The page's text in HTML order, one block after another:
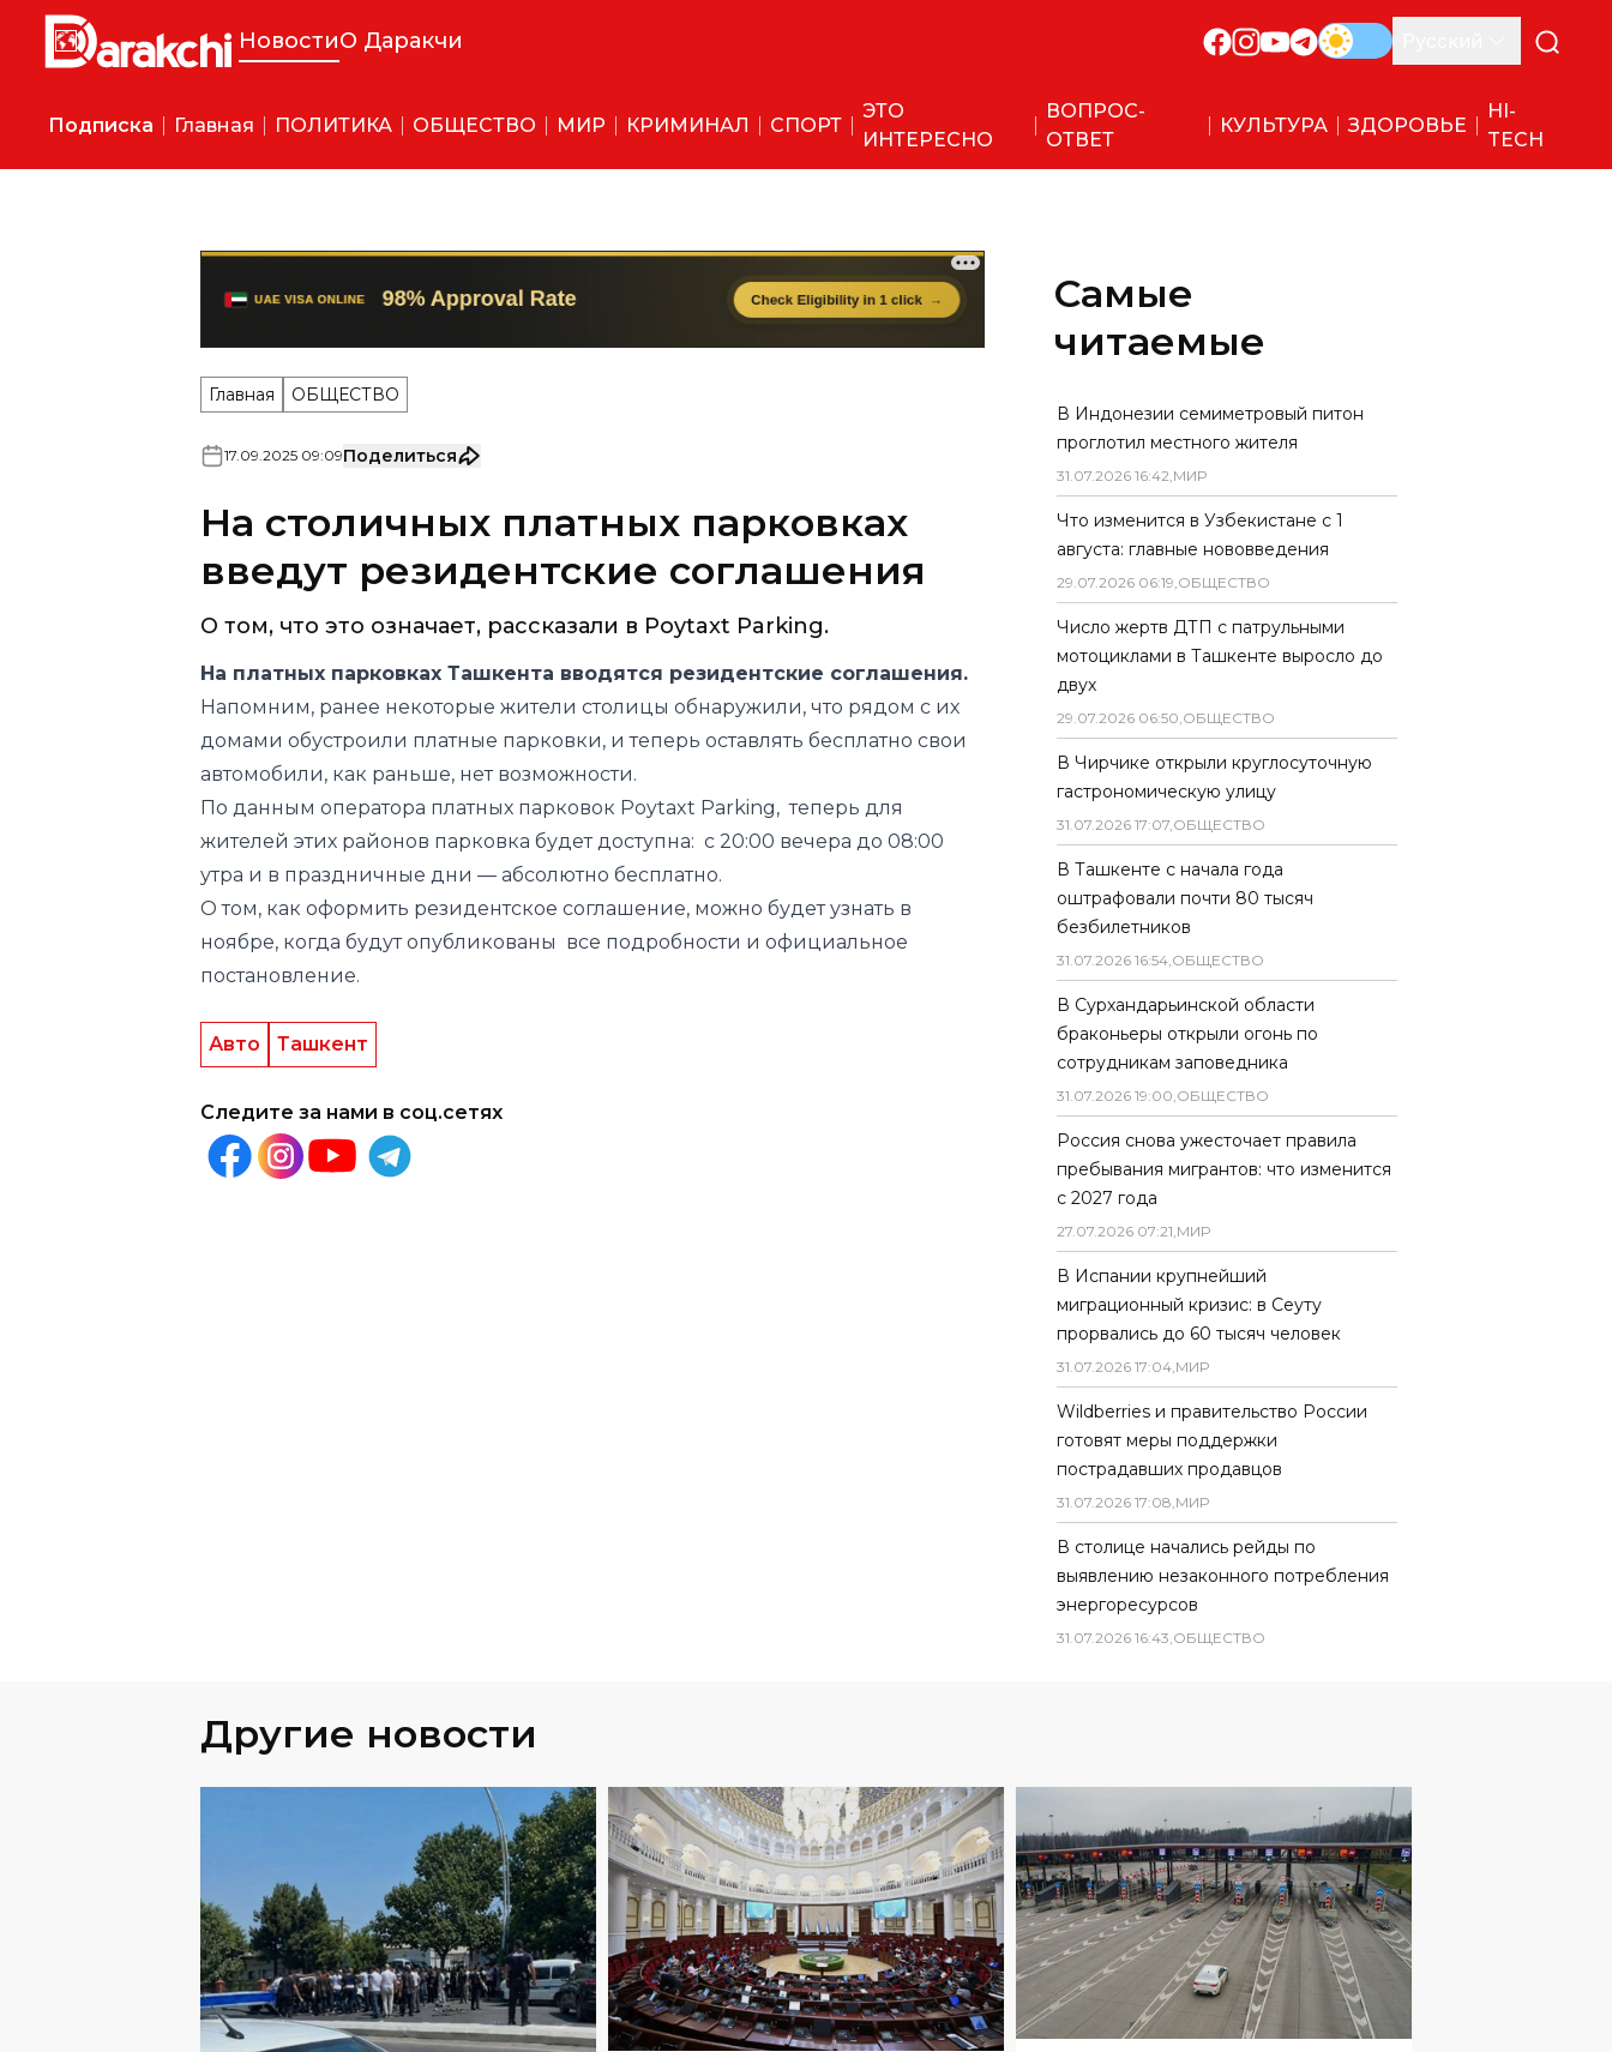
НовостиО Даракчи
Подписка Главная ПОЛИТИКА ОБЩЕСТВО МИР КРИМИНАЛ СПОРТ
ЭТО
ИНТЕРЕСНО
ВОПРОС-
ОТВЕТ
КУЛЬТУРА ЗДОРОВЬЕ
HI-
TECH
Главная ОБЩЕСТВО
17 09 2025 09:09Поделиться
На столичных платных парковках
введут резидентские соглашения
О том, что это означает, рассказали в Poytaxt Parking.
На платных парковках Ташкента вводятся резидентские соглашения.
Напомним, ранее некоторые жители столицы обнаружили, что рядом с их
домами обустроили платные парковки, и теперь оставлять бесплатно свои
автомобили, как раньше, нет возможности.
По данным оператора платных парковок Poytaxt Parking, теперь для
жителей этих районов парковка будет доступна: с 20:00 вечера до 08:00
утра и в праздничные дни — абсолютно бесплатно.
О том, как оформить резидентское соглашение, можно будет узнать в
ноябре, когда будут опубликованы все подробности и официальное
постановление.
Авто Ташкент
Следите за нами в соц.сетях
Самые
читаемые
В Индонезии семиметровый питон
проглотил местного жителя
31.07.2026 16:42,МИР
Что изменится в Узбекистане с 1
августа: главные нововведения
29.07.2026 06:19,ОБЩЕСТВО
Число жертв ДТП с патрульными
мотоциклами в Ташкенте выросло до
двух
29.07.2026 06:50,ОБЩЕСТВО
В Чирчике открыли круглосуточную
гастрономическую улицу
31.07.2026 17:07,ОБЩЕСТВО
В Ташкенте с начала года
оштрафовали почти 80 тысяч
безбилетников
31.07.2026 16:54,ОБЩЕСТВО
В Сурхандарьинской области
браконьеры открыли огонь по
сотрудникам заповедника
31.07.2026 19:00,ОБЩЕСТВО
Россия снова ужесточает правила
пребывания мигрантов: что изменится
с 2027 года
27.07.2026 07:21,МИР
В Испании крупнейший
миграционный кризис: в Сеуту
прорвались до 60 тысяч человек
31.07.2026 17:04,МИР
Wildberries и правительство России
готовят меры поддержки
пострадавших продавцов
31.07.2026 17:08,МИР
В столице начались рейды по
выявлению незаконного потребления
энергоресурсов
31.07.2026 16:43,ОБЩЕСТВО
Другие новости